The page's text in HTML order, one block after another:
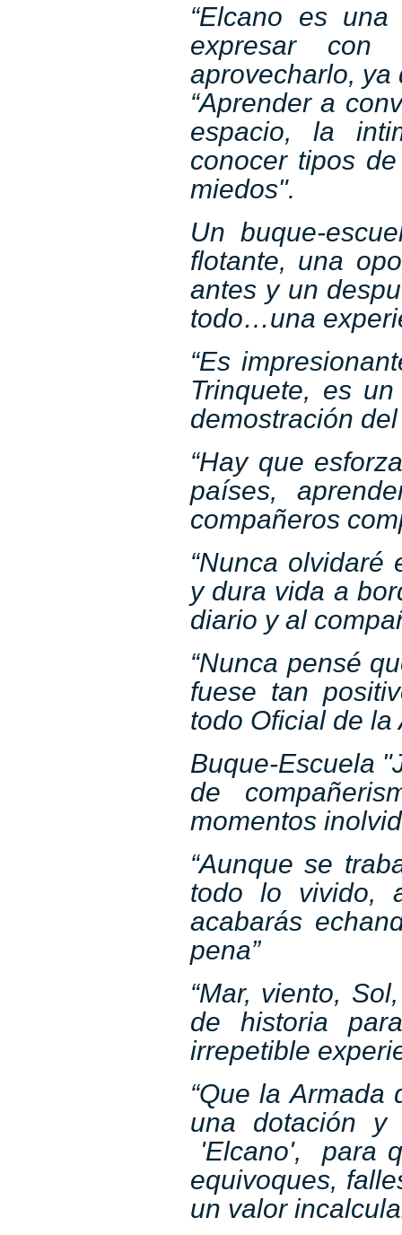
“Elcano es
expresar con
aprovecharlo, ya
“Aprender a
espacio, la
conocer tipos
miedos".
Un buque-
flotante, una
antes y un
todo…una
“Es
Trinquete, es
demostración
“Hay que
países,
compañeros
“Nunca olvidaré
y dura vida a
diario y al
“Nunca pensé
fuese tan
todo Oficial de la
Buque-Escuela
de
momentos
“Aunque se
todo lo vivido,
acabarás
pena”
“Mar, viento,
de historia
irrepetible
“Que la Armada
una dotación y
'Elcano', para
equivoques,
un valor